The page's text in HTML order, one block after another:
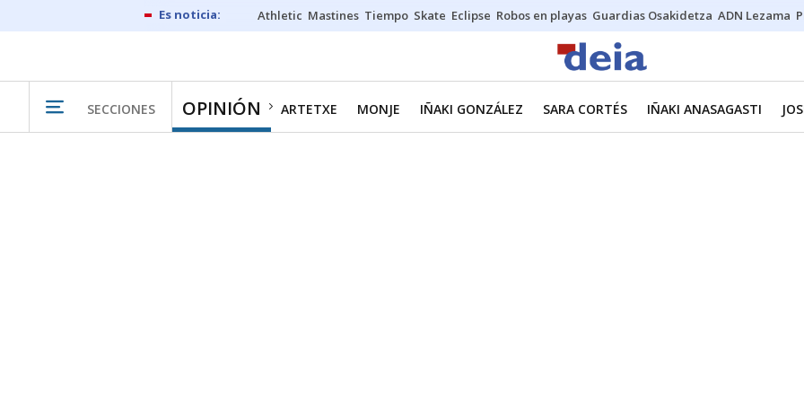
Athletic Mastines Tiempo Skate Eclipse Robos en playas Guardias Osakidetza ADN Lezama
SECCIONES OPINIÓN ARTETXE MONJE IÑAKI GONZÁLEZ SARA CORTÉS IÑAKI ANASAGASTI